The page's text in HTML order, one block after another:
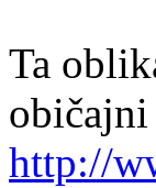
Ta
http://